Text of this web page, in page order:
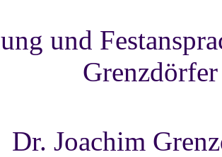
und
Grenzdörfer
Dr. Joachim